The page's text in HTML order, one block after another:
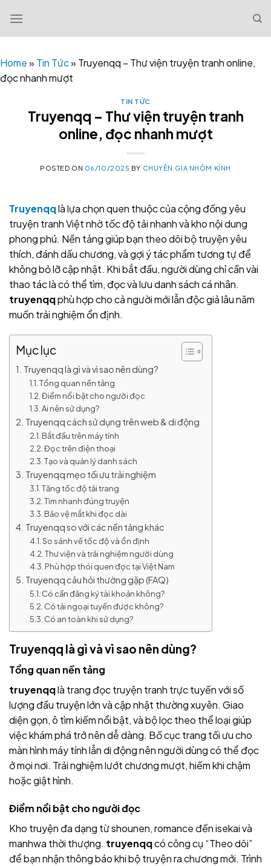
content
Home» Tin Tức» Truyenqq – Thư viện truyện tranh online,
đọc nhanh mượt
TIN TỨC
Truyenqq – Thư viện truyện tranh
online, đọc nhanh mượt
POSTED ON 06/10/2025 BY CHUYÊN GIA NHÔM KÍNH
Truyenqqlà lựa chọn quen thuộc của cộng đồng yêu
truyện tranh Việt nhờ tốc độ tải nhanh và kho nội dung
phong phú. Nền tảng giúp bạn theo dõi bộ truyện yêu
thích, đánh dấu chương, và gợi ý tác phẩm tương tự để
không bỏ lỡ cập nhật. Khi bắt đầu, người dùng chỉ cần vài
thao tác là có thể tìm, đọc và lưu danh sách cá nhân.
truyenqqphù hợp cho cả người mới lẫn độc giả lâu năm
muốn trải nghiệm ổn định.
Mục lục
Truyenqq là gì và vì sao nên dùng?
Tổng quan nền tảng
Điểm nổi bật cho người đọc
Ai nên sử dụng?
Truyenqq cách sử dụng trên web & di động
Bắt đầu trên máy tính
Đọc trên điện thoại
Tạo và quản lý danh sách
Truyenqq mẹo tối ưu trải nghiệm
Tăng tốc độ tải trang
Tìm nhanh đúng truyện
Bảo vệ mắt khi đọc dài
Truyenqq so với các nền tảng khác
So sánh về tốc độ và ổn định
Thư viện và trải nghiệm người dùng
Phù hợp thói quen đọc tại Việt Nam
Truyenqq câu hỏi thường gặp (FAQ)
Có cần đăng ký tài khoản không?
Có tải ngoại tuyến được không?
Có an toàn khi sử dụng?
Truyenqq là gì và vì sao nên dùng?
Tổng quan nền tảng
truyenqqlà trang đọc truyện tranh trực tuyến với số
lượng đầu truyện lớn và cập nhật thường xuyên. Giao
diện gọn, ô tìm kiếm nổi bật, và bộ lọc theo thể loại giúp
việc khám phá trở nên dễ dàng. Bố cục trang tối ưu cho
màn hình máy tính lẫn di động nên người dùng có thể đọc
ở mọi nơi. Trải nghiệm lướt chương mượt, hiếm khi chậm
hoặc giật hình.
Điểm nổi bật cho người đọc
Kho truyện đa dạng từ shounen, romance đến isekai và
manhwa thời thượng. truyenqqcó công cụ “Theo dõi”
để bạn nhận thông báo khi bộ truyện ra chương mới. Trình